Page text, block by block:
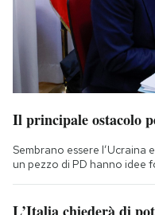
Il principale ostacolo
Sembrano essere l’Ucraina
un pezzo di PD hanno idee